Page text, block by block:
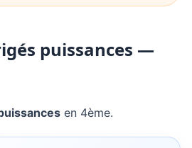
puissances —
en 4ème.